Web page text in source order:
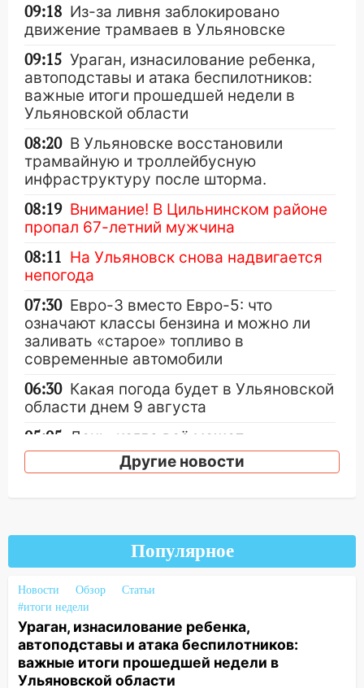
09:18 Из-за ливня заблокировано
движение трамваев в Ульяновске
09:15 Ураган, изнасилование ребенка,
автоподставы и атака беспилотников:
важные итоги прошедшей недели в
Ульяновской области
08:20 В Ульяновске восстановили
трамвайную и троллейбусную
инфраструктуру после шторма.
08:19 Внимание! В Цильнинском районе
пропал 67-летний мужчина
08:11 На Ульяновск снова надвигается
непогода
07:30 Евро-3 вместо Евро-5: что
означают классы бензина и можно ли
заливать «старое» топливо в
современные автомобили
06:30 Какая погода будет в Ульяновской
области днем 9 августа
05:05 День, когда всё может
измениться: гороскоп на 9 августа —
три знака получат шанс, который нельзя
20:10 Во время урагана в Ульяновске на
Волге перевернулась лодка
19:55
В Ульяновске упавшее дерево
заблокировало в машине двух женщин
17:15
В Ульяновской области
ремонтируют девять мостов: один уже
готов, ещё два — почти завершены
Другие новости
Популярное
Новости Обзор
Статьи
#итоги недели
Ураган, изнасилование ребенка,
автоподставы и атака беспилотников:
важные итоги прошедшей недели в
Ульяновской области